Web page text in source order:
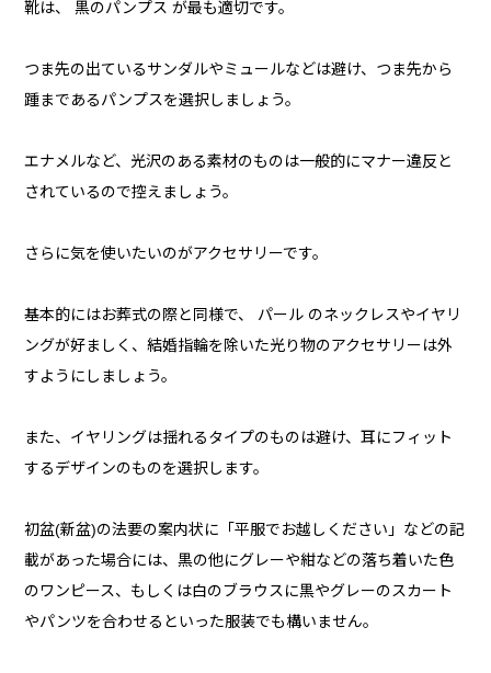
靴は、 黒のパンプス が最も適切です。
つま先の出ているサンダルやミュールなどは避け、つま先から
踵まであるパンプスを選択しましょう。
エナメルなど、光沢のある素材のものは一般的にマナー違反と
されているので控えましょう。
さらに気を使いたいのがアクセサリーです。
基本的にはお葬式の際と同様で、 パール のネックレスやイヤリ
ングが好ましく、結婚指輪を除いた光り物のアクセサリーは外
すようにしましょう。
また、イヤリングは揺れるタイプのものは避け、耳にフィット
するデザインのものを選択します。
初盆(新盆)の法要の案内状に「平服でお越しください」などの記
載があった場合には、黒の他にグレーや紺などの落ち着いた色
のワンピース、もしくは白のブラウスに黒やグレーのスカート
やパンツを合わせるといった服装でも構いません。